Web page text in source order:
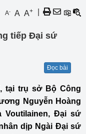
A- A A+
tiếp Đại sứ
Đọc bài
tại trụ sở Bộ Công
Nguyễn Hoàng
Voutilainen, Đại sứ
dịp Ngài Đại sứ